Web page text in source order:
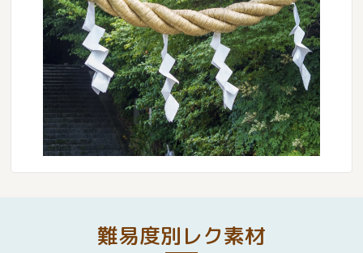
難易度別レク素材